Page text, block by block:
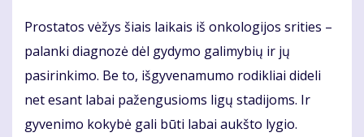
Prostatos vėžys šiais laikais iš onkologijos srities –
palanki diagnozė dėl gydymo galimybių ir jų
pasirinkimo. Be to, išgyvenamumo rodikliai dideli
net esant labai pažengusioms ligų stadijoms. Ir
gyvenimo kokybė gali būti labai aukšto lygio.